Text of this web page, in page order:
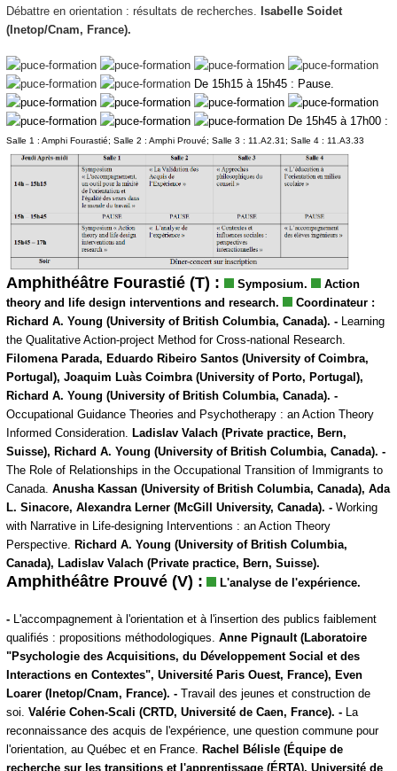
Débattre en orientation : résultats de recherches. Isabelle Soidet
(Inetop/Cnam, France).
De 15h15 à 15h45 : Pause.
De 15h45 à 17h00 :
Salle 1 : Amphi Fourastié; Salle 2 : Amphi Prouvé; Salle 3 : 11.A2.31; Salle 4 : 11.A3.33
Amphithéâtre Fourastié (T) : Symposium.
Action
theory and life design interventions and research.
Coordinateur :
Richard A. Young (University of British Columbia, Canada). - Learning
the Qualitative Action-project Method for Cross-national Research.
Filomena Parada, Eduardo Ribeiro Santos (University of Coimbra,
Portugal), Joaquim Luàs Coimbra (University of Porto, Portugal),
Richard A. Young (University of British Columbia, Canada). -
Occupational Guidance Theories and Psychotherapy : an Action Theory
Informed Consideration. Ladislav Valach (Private practice, Bern,
Suisse), Richard A. Young (University of British Columbia, Canada). -
The Role of Relationships in the Occupational Transition of Immigrants to
Canada. Anusha Kassan (University of British Columbia, Canada), Ada
L. Sinacore, Alexandra Lerner (McGill University, Canada). - Working
with Narrative in Life-designing Interventions : an Action Theory
Perspective. Richard A. Young (University of British Columbia,
Canada), Ladislav Valach (Private practice, Bern, Suisse).
Amphithéâtre Prouvé (V) : L'analyse de l'expérience.
- L'accompagnement à l'orientation et à l'insertion des publics faiblement
qualifiés : propositions méthodologiques. Anne Pignault (Laboratoire
"Psychologie des Acquisitions, du Développement Social et des
Interactions en Contextes", Université Paris Ouest, France), Even
Loarer (Inetop/Cnam, France). - Travail des jeunes et construction de
soi. Valérie Cohen-Scali (CRTD, Université de Caen, France). - La
reconnaissance des acquis de l'expérience, une question commune pour
l'orientation, au Québec et en France. Rachel Bélisle (Équipe de
recherche sur les transitions et l'apprentissage (ÉRTA), Université de